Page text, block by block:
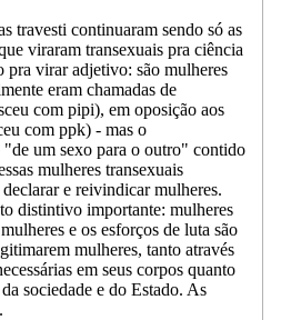
travesti continuaram sendo só as
viraram transexuais pra ciência
pra virar adjetivo: são mulheres
eram chamadas de
com pipi), em oposição aos
com ppk) - mas o
um sexo para o outro" contido
mulheres transexuais
declarar e reivindicar mulheres.
distintivo importante: mulheres
e os esforços de luta são
mulheres, tanto através
em seus corpos quanto
sociedade e do Estado. As